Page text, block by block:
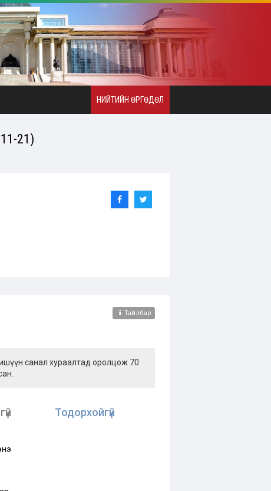
НИЙТИЙН ӨРГӨДӨЛ
21)
Тайлбар
санал хураалтад оролцож 70
Тодорхойгүй